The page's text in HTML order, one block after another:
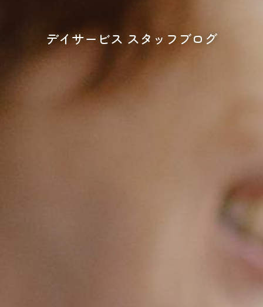
デイサービス スタッフブログ